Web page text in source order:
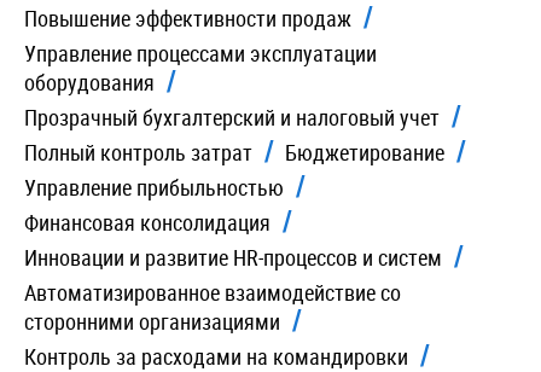
Повышение эффективности продаж
Управление процессами эксплуатации
оборудования
Прозрачный бухгалтерский и налоговый учет
Полный контроль затрат
Бюджетирование
Управление прибыльностью
Финансовая консолидация
Инновации и развитие HR-процессов и систем
Автоматизированное взаимодействие со
сторонними организациями
Контроль за расходами на командировки